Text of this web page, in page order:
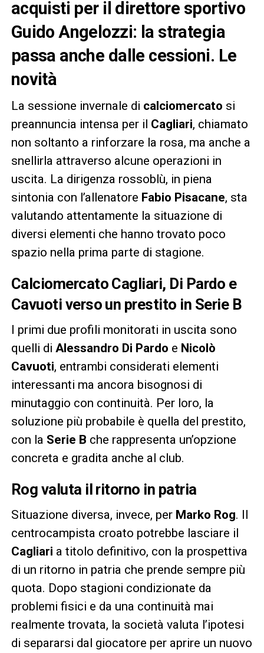
acquisti per il direttore sportivo
Guido Angelozzi: la strategia
passa anche dalle cessioni. Le
novità
La sessione invernale di calciomercato si
preannuncia intensa per il Cagliari, chiamato
non soltanto a rinforzare la rosa, ma anche a
snellirla attraverso alcune operazioni in
uscita. La dirigenza rossoblù, in piena
sintonia con l’allenatore Fabio Pisacane, sta
valutando attentamente la situazione di
diversi elementi che hanno trovato poco
spazio nella prima parte di stagione.
Calciomercato Cagliari, Di Pardo e
Cavuoti verso un prestito in Serie B
I primi due profili monitorati in uscita sono
quelli di Alessandro Di Pardo e Nicolò
Cavuoti, entrambi considerati elementi
interessanti ma ancora bisognosi di
minutaggio con continuità. Per loro, la
soluzione più probabile è quella del prestito,
con la Serie B che rappresenta un’opzione
concreta e gradita anche al club.
Rog valuta il ritorno in patria
Situazione diversa, invece, per Marko Rog. Il
centrocampista croato potrebbe lasciare il
Cagliari a titolo definitivo, con la prospettiva
di un ritorno in patria che prende sempre più
quota. Dopo stagioni condizionate da
problemi fisici e da una continuità mai
realmente trovata, la società valuta l’ipotesi
di separarsi dal giocatore per aprire un nuovo